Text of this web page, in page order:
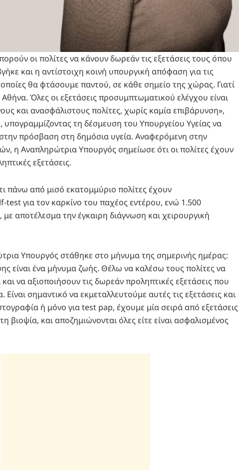
οι πολίτες να κάνουν δωρεάν τις εξετάσεις τους όπου
και η αντίστοιχη κοινή υπουργική απόφαση για τις
θα φτάσουμε παντού, σε κάθε σημείο της χώρας. Γιατί
Αθήνα. Όλες οι εξετάσεις προσυμπτωματικού ελέγχου είναι
και ανασφάλιστους πολίτες, χωρίς καμία επιβάρυνση»,
τη δέσμευση του Υπουργείου Υγείας να
στην πρόσβαση στη δημόσια υγεία. Αναφερόμενη στην
η Αναπληρώτρια Υπουργός σημείωσε ότι οι πολίτες έχουν
εξετάσεις.
πάνω από μισό εκατομμύριο πολίτες έχουν
test για τον καρκίνο του παχέος εντέρου, ενώ 1.500
αποτέλεσμα την έγκαιρη διάγνωση και χειρουργική
Υπουργός στάθηκε στο μήνυμα της σημερινής ημέρας:
είναι ένα μήνυμα ζωής. Θέλω να καλέσω τους πολίτες να
να αξιοποιήσουν τις δωρεάν προληπτικές εξετάσεις που
Είναι σημαντικό να εκμεταλλευτούμε αυτές τις εξετάσεις και
ή μόνο για test pap, έχουμε μία σειρά από εξετάσεις
βιοψία, και αποζημιώνονται όλες είτε είναι ασφαλισμένος